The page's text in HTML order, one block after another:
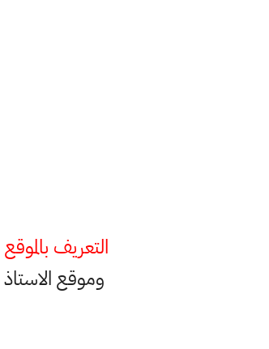
التعريف
وموقع